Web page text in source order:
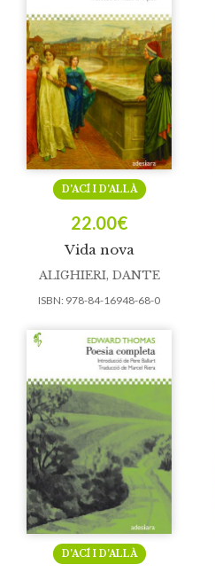
Vida nova
D’ACÍ I D’ALLÀ
22.00€
ALIGHIERI, DANTE
ISBN: 978-84-16948-68-0
D’ACÍ I D’ALLÀ